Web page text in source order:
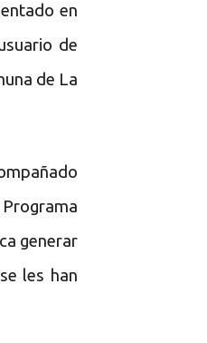
en
de
de La
generar
les han